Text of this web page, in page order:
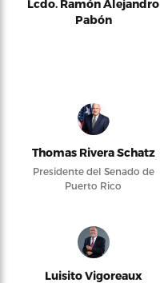
Lcdo. Ramón Alejandro
Pabón
Thomas Rivera Schatz
Presidente del Senado de
Puerto Rico
Luisito Vigoreaux